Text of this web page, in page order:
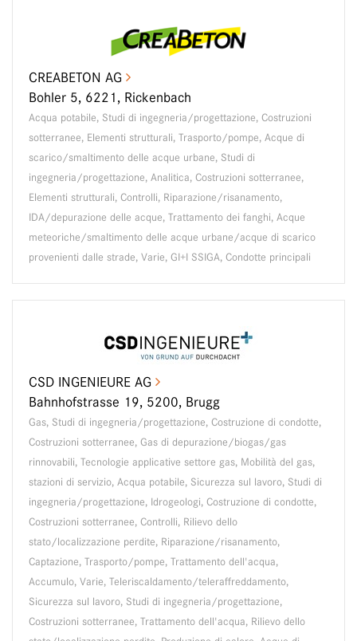
CREABETON AG
Bohler 5, 6221, Rickenbach
Acqua potabile, Studi di ingegneria/progettazione, Costruzioni
sotterranee, Elementi strutturali, Trasporto/pompe, Acque di
scarico/smaltimento delle acque urbane, Studi di
ingegneria/progettazione, Analitica, Costruzioni sotterranee,
Elementi strutturali, Controlli, Riparazione/risanamento,
IDA/depurazione delle acque, Trattamento dei fanghi, Acque
meteoriche/smaltimento delle acque urbane/acque di scarico
provenienti dalle strade, Varie, GI+I SSIGA, Condotte principali
CSD INGENIEURE AG
Bahnhofstrasse 19, 5200, Brugg
Gas, Studi di ingegneria/progettazione, Costruzione di condotte,
Costruzioni sotterranee, Gas di depurazione/biogas/gas
rinnovabili, Tecnologie applicative settore gas, Mobilità del gas,
stazioni di servizio, Acqua potabile, Sicurezza sul lavoro, Studi di
ingegneria/progettazione, Idrogeologi, Costruzione di condotte,
Costruzioni sotterranee, Controlli, Rilievo dello
stato/localizzazione perdite, Riparazione/risanamento,
Captazione, Trasporto/pompe, Trattamento dell'acqua,
Accumulo, Varie, Teleriscaldamento/teleraffreddamento,
Sicurezza sul lavoro, Studi di ingegneria/progettazione,
Costruzioni sotterranee, Trattamento dell'acqua, Rilievo dello